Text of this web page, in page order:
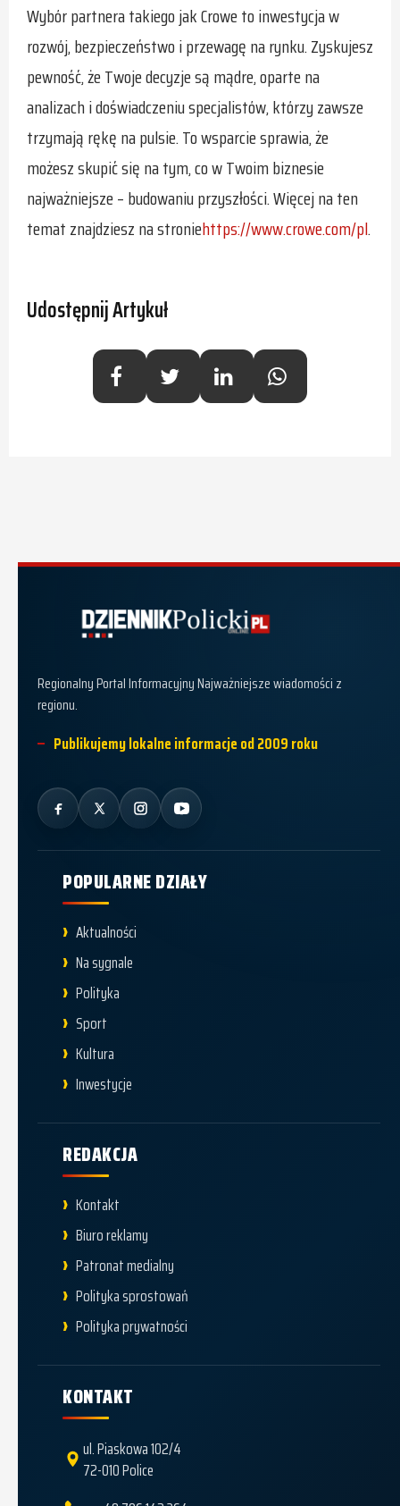
Wybór partnera takiego jak Crowe to inwestycja w
rozwój, bezpieczeństwo i przewagę na rynku. Zyskujesz
pewność, że Twoje decyzje są mądre, oparte na
analizach i doświadczeniu specjalistów, którzy zawsze
trzymają rękę na pulsie. To wsparcie sprawia, że
możesz skupić się na tym, co w Twoim biznesie
najważniejsze – budowaniu przyszłości. Więcej na ten
temat znajdziesz na stroniehttps://www.crowe.com/pl.
Udostępnij Artykuł
Regionalny Portal Informacyjny Najważniejsze wiadomości z
regionu.
Publikujemy lokalne informacje od 2009 roku
POPULARNE DZIAŁY
Aktualności
Na sygnale
Polityka
Sport
Kultura
Inwestycje
REDAKCJA
Kontakt
Biuro reklamy
Patronat medialny
Polityka sprostowań
Polityka prywatności
KONTAKT
ul. Piaskowa 102/4
72-010 Police